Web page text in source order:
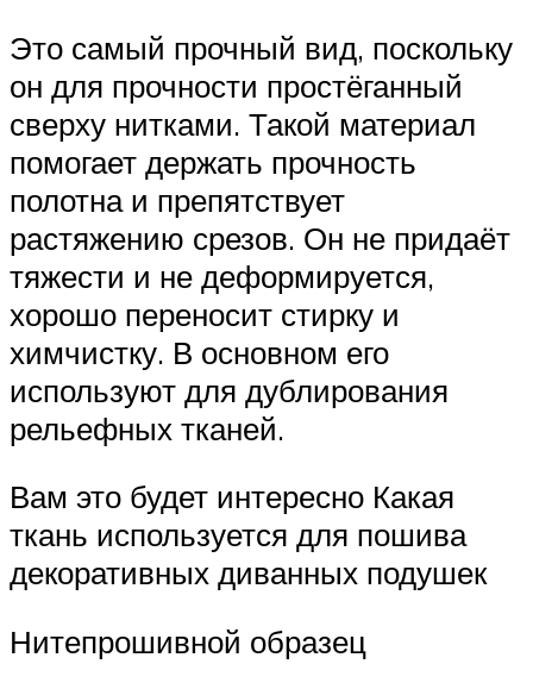
Это самый прочный вид, поскольку
он для прочности простёганный
сверху нитками. Такой материал
помогает держать прочность
полотна и препятствует
растяжению срезов. Он не придаёт
тяжести и не деформируется,
хорошо переносит стирку и
химчистку. В основном его
используют для дублирования
рельефных тканей.
Вам это будет интересно Какая
ткань используется для пошива
декоративных диванных подушек
Нитепрошивной образец